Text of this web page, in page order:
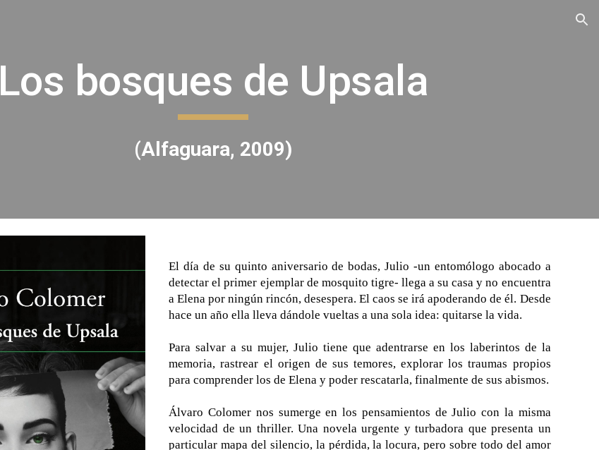
Los bosques de Upsala
(Alfaguara, 2009)
El día de su quinto aniversario de bodas, Julio -un entomólogo abocado a
detectar el primer ejemplar de mosquito tigre- llega a su casa y no encuentra
a Elena por ningún rincón, desespera. El caos se irá apoderando de él. Desde
hace un año ella lleva dándole vueltas a una sola idea: quitarse la vida.
Para salvar a su mujer, Julio tiene que adentrarse en los laberintos de la
memoria, rastrear el origen de sus temores, explorar los traumas propios
para comprender los de Elena y poder rescatarla, finalmente de sus abismos.
Álvaro Colomer nos sumerge en los pensamientos de Julio con la misma
velocidad de un thriller. Una novela urgente y turbadora que presenta un
particular mapa del silencio, la pérdida, la locura, pero sobre todo del amor